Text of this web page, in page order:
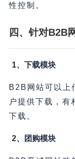
性控制。
四、针对B2B
1、下载模块
B2B网站可以上
户提供下载，有
下载。
2、团购模块